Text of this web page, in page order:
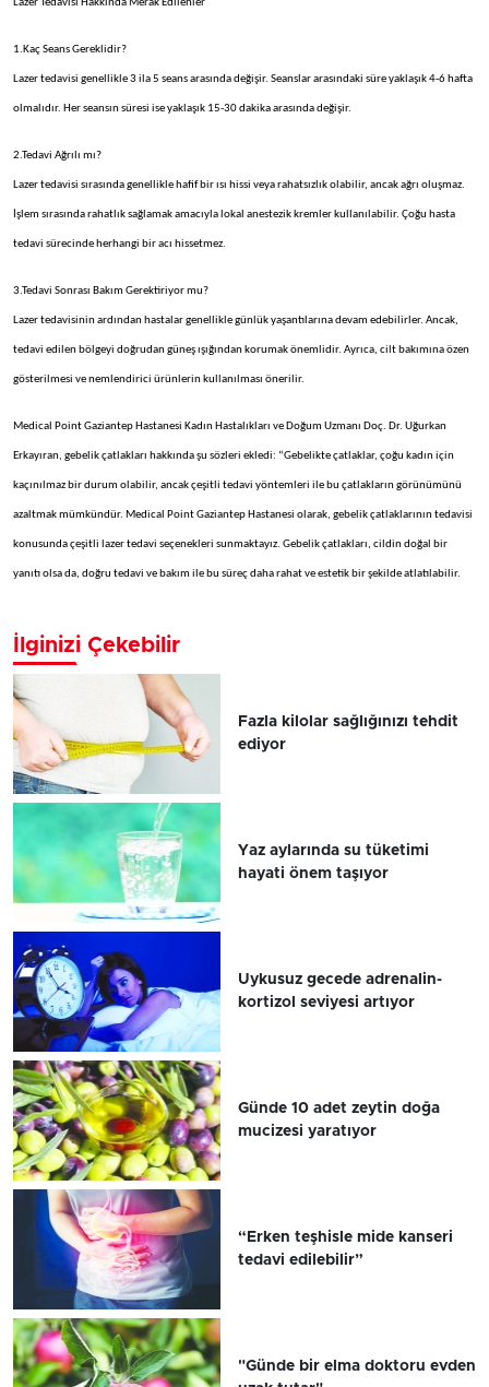
1.Kaç Seans Gereklidir?
Lazer tedavisi genellikle 3 ila 5 seans arasında değişir. Seanslar arasındaki süre yaklaşık 4-6 hafta
olmalıdır. Her seansın süresi ise yaklaşık 15-30 dakika arasında değişir.
2.Tedavi Ağrılı mı?
Lazer tedavisi sırasında genellikle hafif bir ısı hissi veya rahatsızlık olabilir, ancak ağrı oluşmaz.
İşlem sırasında rahatlık sağlamak amacıyla lokal anestezik kremler kullanılabilir. Çoğu hasta
tedavi sürecinde herhangi bir acı hissetmez.
3.Tedavi Sonrası Bakım Gerektiriyor mu?
Lazer tedavisinin ardından hastalar genellikle günlük yaşantılarına devam edebilirler. Ancak,
tedavi edilen bölgeyi doğrudan güneş ışığından korumak önemlidir. Ayrıca, cilt bakımına özen
gösterilmesi ve nemlendirici ürünlerin kullanılması önerilir.
Medical Point Gaziantep Hastanesi Kadın Hastalıkları ve Doğum Uzmanı Doç. Dr. Uğurkan
Erkayıran, gebelik çatlakları hakkında şu sözleri ekledi: “Gebelikte çatlaklar, çoğu kadın için
kaçınılmaz bir durum olabilir, ancak çeşitli tedavi yöntemleri ile bu çatlakların görünümünü
azaltmak mümkündür. Medical Point Gaziantep Hastanesi olarak, gebelik çatlaklarının tedavisi
konusunda çeşitli lazer tedavi seçenekleri sunmaktayız. Gebelik çatlakları, cildin doğal bir
yanıtı olsa da, doğru tedavi ve bakım ile bu süreç daha rahat ve estetik bir şekilde atlatılabilir.
İlginizi Çekebilir
Fazla kilolar sağlığınızı tehdit
ediyor
Yaz aylarında su tüketimi
hayati önem taşıyor
Uykusuz gecede adrenalin-
kortizol seviyesi artıyor
Günde 10 adet zeytin doğa
mucizesi yaratıyor
“Erken teşhisle mide kanseri
tedavi edilebilir”
"Günde bir elma doktoru evden